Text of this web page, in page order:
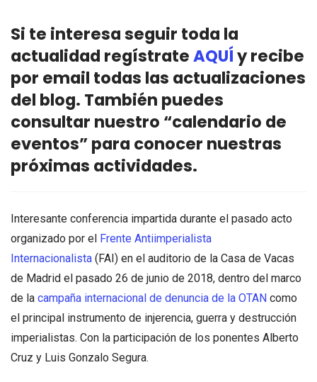
Si te interesa seguir toda la
actualidad regístrateAQUÍy recibe
por email todas las actualizaciones
del blog. También puedes
consultar nuestro “calendario de
eventos” para conocer nuestras
próximas actividades.
Interesante conferencia impartida durante el pasado acto
organizado por el Frente Antiimperialista
Internacionalista (FAI) en el auditorio de la Casa de Vacas
de Madrid el pasado 26 de junio de 2018, dentro del marco
de la campaña internacional de denuncia de la OTAN como
el principal instrumento de injerencia, guerra y destrucción
imperialistas. Con la participación de los ponentes Alberto
Cruz y Luis Gonzalo Segura.